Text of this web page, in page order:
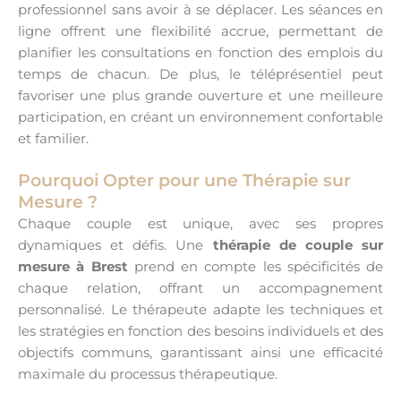
professionnel sans avoir à se déplacer. Les séances en
ligne offrent une flexibilité accrue, permettant de
planifier les consultations en fonction des emplois du
temps de chacun. De plus, le téléprésentiel peut
favoriser une plus grande ouverture et une meilleure
participation, en créant un environnement confortable
et familier.
Pourquoi Opter pour une Thérapie sur
Mesure ?
Chaque couple est unique, avec ses propres
dynamiques et défis. Une thérapie de couple sur
mesure à Brest prend en compte les spécificités de
chaque relation, offrant un accompagnement
personnalisé. Le thérapeute adapte les techniques et
les stratégies en fonction des besoins individuels et des
objectifs communs, garantissant ainsi une efficacité
maximale du processus thérapeutique.